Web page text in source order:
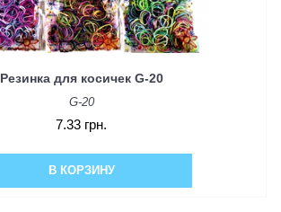
Резинка для косичек G-20
G-20
7.33 грн.
В КОРЗИНУ